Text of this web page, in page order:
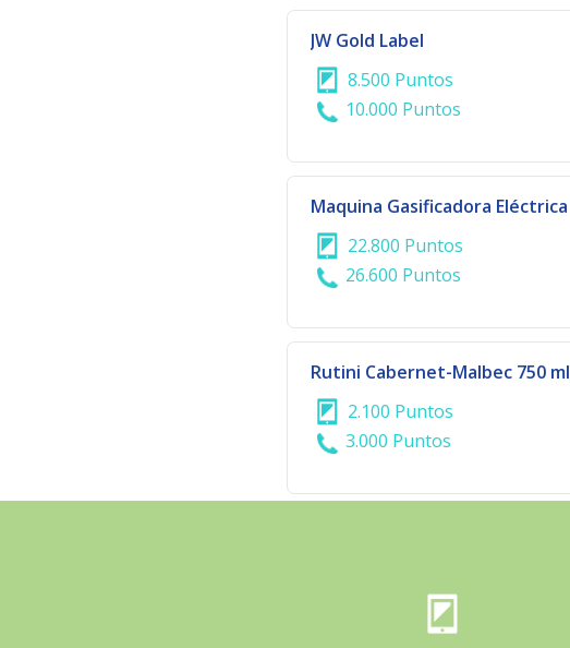
JW Gold Label
8.500 Puntos
10.000 Puntos
Maquina Gasificadora Eléctrica
22.800 Puntos
26.600 Puntos
Rutini Cabernet-Malbec 750 ml
2.100 Puntos
3.000 Puntos